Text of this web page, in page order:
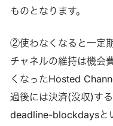
ものとなります。
②使わなくなると一定
チャネルの維持は機会
くなったHosted
過後には決済(没収)す
deadline-blockdaysと